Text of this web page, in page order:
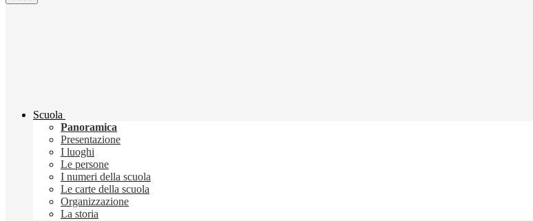
Scuola
Panoramica
Presentazione
I luoghi
Le persone
I numeri della scuola
Le carte della scuola
Organizzazione
La storia